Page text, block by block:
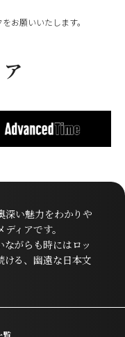
お願いいたします。
深い魅力をわかりや
ィアです。
がらも時にはロッ
ける、幽遠な日本文
覧